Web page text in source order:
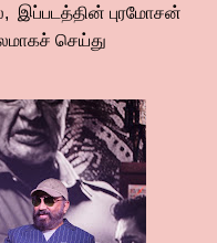
இப்படத்தின் புரமோசன்
செய்து